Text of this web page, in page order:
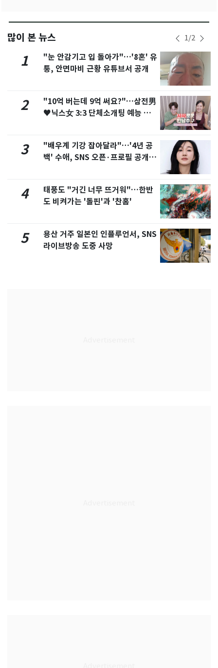
많이 본 뉴스 1/2
1
"눈 안감기고 입 돌아가"…'8혼' 유
퉁, 안면마비 근황 유튜브서 공개
2
"10억 버는데 9억 써요?"…삼전男
♥닉스女 3:3 단체소개팅 예능 화
3
"배우계 기강 잡아달라"…'4년 공
백' 수애, SNS 오픈·프로필 공개
4
태풍도 "거긴 너무 뜨거워"…한반
도 비켜가는 '돌핀'과 '찬홈'
5
용산 거주 일본인 인플루언서, SNS
라이브방송 도중 사망